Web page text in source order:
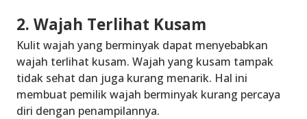
2. Wajah Terlihat Kusam
Kulit wajah yang berminyak dapat menyebabkan
wajah terlihat kusam. Wajah yang kusam tampak
tidak sehat dan juga kurang menarik. Hal ini
membuat pemilik wajah berminyak kurang percaya
diri dengan penampilannya.